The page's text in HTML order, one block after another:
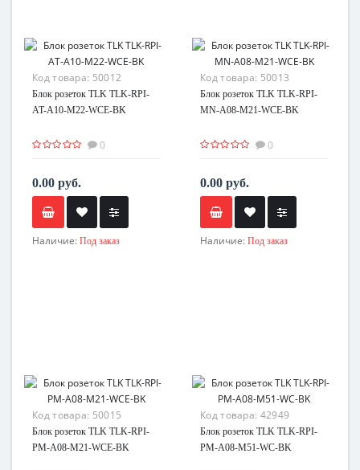
Код товара: 50012
Блок розеток TLK TLK-RPI-
AT-A10-M22-WCE-BK
0
0.00 руб.
Наличие: Под заказ
Код товара: 50013
Блок розеток TLK TLK-RPI-
MN-A08-M21-WCE-BK
0
0.00 руб.
Наличие: Под заказ
Код товара: 50015
Блок розеток TLK TLK-RPI-
PM-A08-M21-WCE-BK
Код товара: 42949
Блок розеток TLK TLK-RPI-
PM-A08-M51-WC-BK